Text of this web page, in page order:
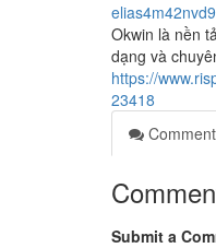
elias4m42nvd9
Okwin là nền
dạng và
https://
23418
Submit a